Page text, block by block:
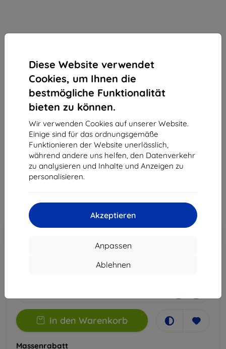
Diese Website verwendet
Cookies, um Ihnen die
bestmögliche Funktionalität
bieten zu können.
Wir verwenden Cookies auf unserer Website.
Einige sind für das ordnungsgemäße
Funktionieren der Website unerlässlich,
während andere uns helfen, den Datenverkehr
zu analysieren und Inhalte und Anzeigen zu
personalisieren.
Akzeptieren
Anpassen
Ablehnen
3mk Silky Matt Privacy Schutzfolie für Motorola
Edge 40 Neo
Geeignet für: Motorola Edge 40 Neo
14,90 €
13,41 €
ohne MWSt11,27 €
Rabatt mit Gutschein
In den
In den Warenkorb
Massenrabatt